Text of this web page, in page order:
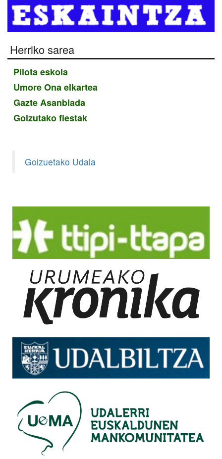
Herriko sarea
Pilota eskola
Umore Ona elkartea
Gazte Asanblada
Goizutako fiestak
Goizuetako Udala